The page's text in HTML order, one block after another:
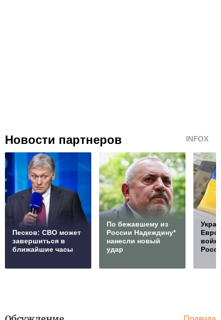
Новости партнеров INFOX
Песков: СВО может
завершиться в
ближайшие часы
По бежавшему из
России Надеждину*
нанесли новый
удар